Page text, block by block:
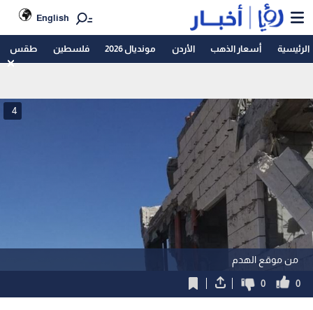
English
الرئيسية أسعار الذهب الأردن مونديال 2026 فلسطين طقس
من موقع الهدم
4
0
0